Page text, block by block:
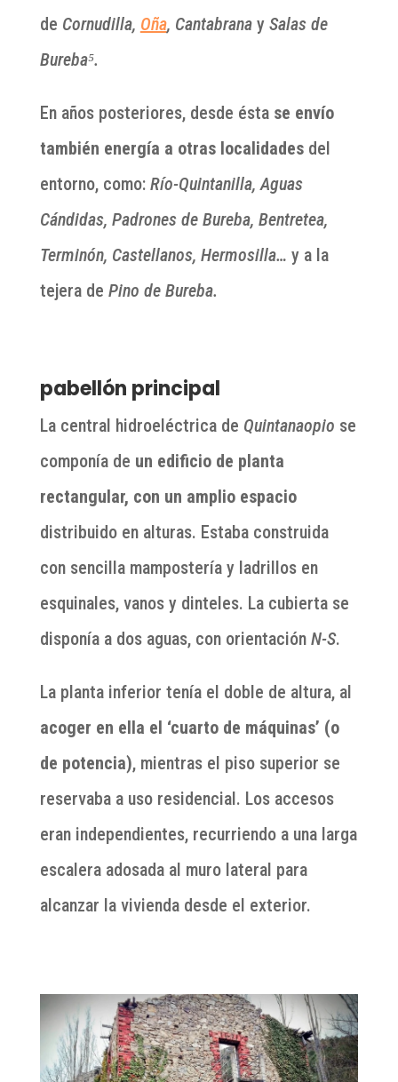
de Cornudilla, Oña, Cantabranay Salas de
Bureba⁵.
En años posteriores, desde ésta se envío
también energía a otras localidadesdel
entorno, como: Río-Quintanilla, Aguas
Cándidas, Padrones de Bureba, Bentretea,
Terminón, Castellanos, Hermosilla… y a la
tejera de Pino de Bureba.
pabellón principal
La central hidroeléctrica de Quintanaopio se
componía de un edificio de planta
rectangular, con un amplio espacio
distribuido en alturas. Estaba construida
con sencilla mampostería y ladrillos en
esquinales, vanos y dinteles. La cubierta se
disponía a dos aguas, con orientación N-S.
La planta inferior tenía el doble de altura, al
acoger en ella el ‘cuarto de máquinas’ (o
de potencia), mientras el piso superior se
reservaba a uso residencial. Los accesos
eran independientes, recurriendo a una larga
escalera adosada al muro lateral para
alcanzar la vivienda desde el exterior.